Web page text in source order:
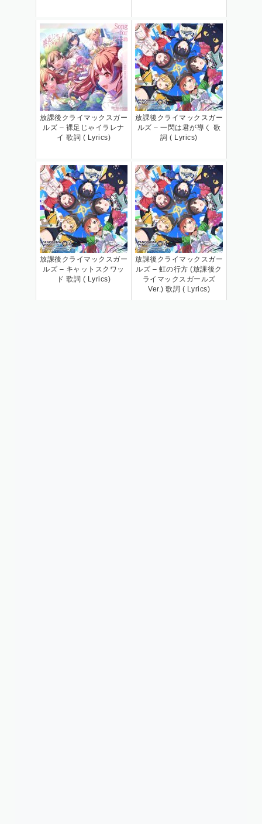
放課後クライマックスガー
ルズ – 裸足じゃイラレナ
イ 歌詞 ( Lyrics)
放課後クライマックスガー
ルズ – 一閃は君が導く 歌
詞 ( Lyrics)
放課後クライマックスガー
ルズ – キャットスクワッ
ド 歌詞 ( Lyrics)
放課後クライマックスガー
ルズ – 虹の行方 (放課後ク
ライマックスガールズ
Ver.) 歌詞 ( Lyrics)